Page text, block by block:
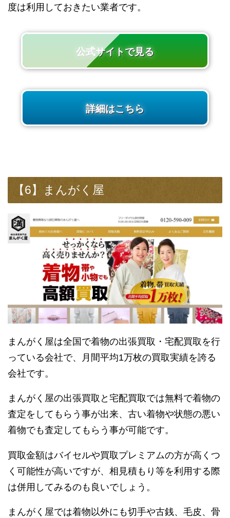
度は利用しておきたい業者です。
公式サイトで見る
詳細はこちら
【6】まんがく屋
まんがく屋は全国で着物の出張買取・宅配買取を行
っている会社で、月間平均1万枚の買取実績を誇る
会社です。
まんがく屋の出張買取と宅配買取では無料で着物の
査定をしてもらう事が出来、古い着物や状態の悪い
着物でも査定してもらう事が可能です。
買取金額はバイセルや買取プレミアムの方が高くつ
く可能性が高いですが、相見積もり等を利用する際
は併用してみるのも良いでしょう。
まんがく屋では着物以外にも切手や古銭、毛皮、骨